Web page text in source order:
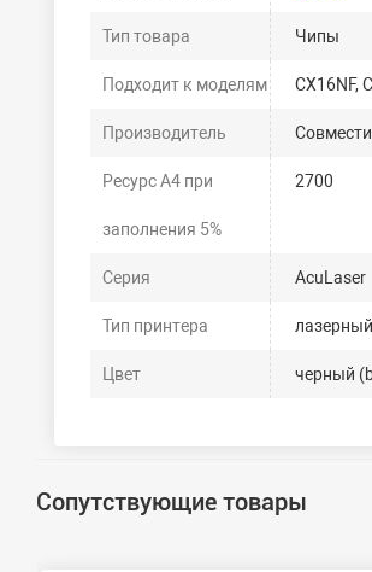
Тип товара Чипы
Подходит к моделям CX16NF,
Производитель
Ресурс А4 при
заполнения 5%
2700
Серия AcuLaser
Тип принтера лазерный
Цвет черный
Сопутствующие товары